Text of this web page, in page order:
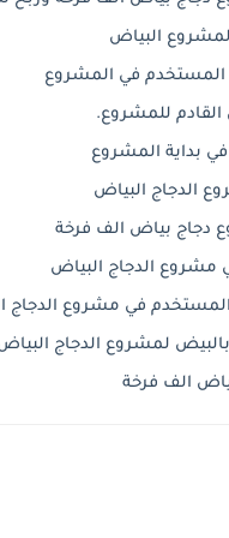
البياض
المستخدم في المشروع
القادم للمشروع.
في بداية المشروع
الدجاج البياض
دجاج بياض الف فرخة
مشروع الدجاج البياض
في مشروع الدجاج
لمشروع الدجاج
الف فرخة